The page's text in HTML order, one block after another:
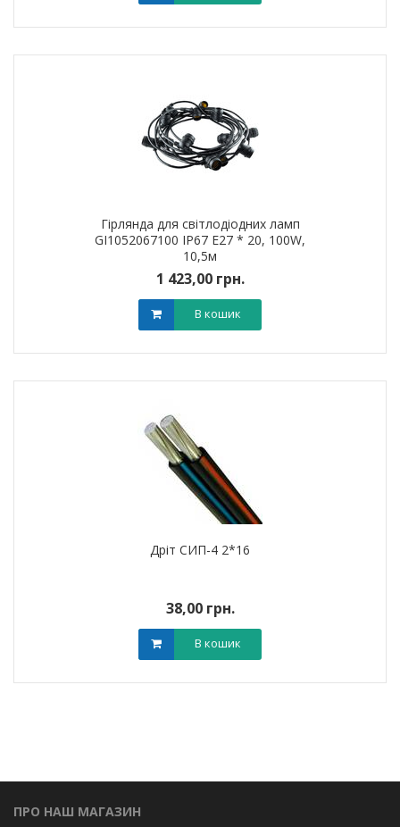
Гірлянда для світлодіодних ламп
GI1052067100 IP67 E27 * 20, 100W,
10,5м
1 423,00 грн.
В кошик
Дріт СИП-4 2*16
38,00 грн.
В кошик
ПРО НАШ МАГАЗИН